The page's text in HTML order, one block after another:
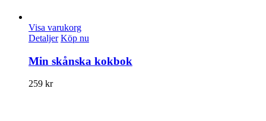
Visa varukorg
Detaljer Köp nu
Min skånska kokbok
259 kr